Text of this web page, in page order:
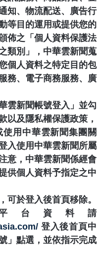
知、物流配送、廣告行
等目的運用或提供您的
佈之「個人資料保護法
類別」， 中華雲新聞蒐
個人資料之特定目的包
務、電子商務服務、廣
雲新聞帳號登入」並勾
以及隱私權保護政策，
使用 中華雲新聞集團關
入使用 中華雲新聞 所屬
意， 中華雲新聞係經會
供個人資料予指定之中
可於登入後首頁移除。
台資料請
登入後首頁中
」點選，並依指示完成